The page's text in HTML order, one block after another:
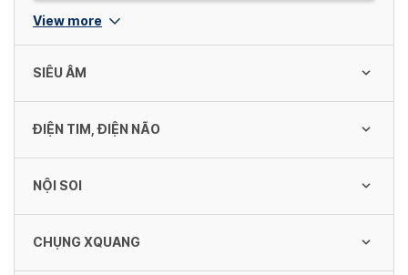
View more
SIÊU ÂM
Siêu âm ổ bụng tổng quát màu 4D
Siêu âm thai màu 4D
ĐIỆN TIM, ĐIỆN NÃO
Điện tim vi tính kéo dài
NỘI SOI
Soi cổ tử cung màu
CHỤNG XQUANG